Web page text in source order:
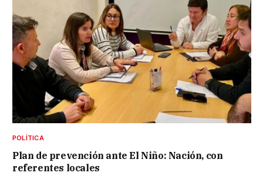
POLÍTICA
Plan de prevención ante El Niño: Nación, con
referentes locales